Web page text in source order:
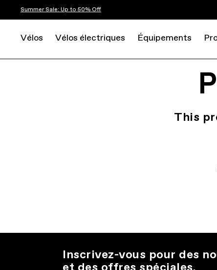
Summer Sale: Up to 50% Off
Vélos Vélos électriques Équipements
This
Inscrivez-vous pour des